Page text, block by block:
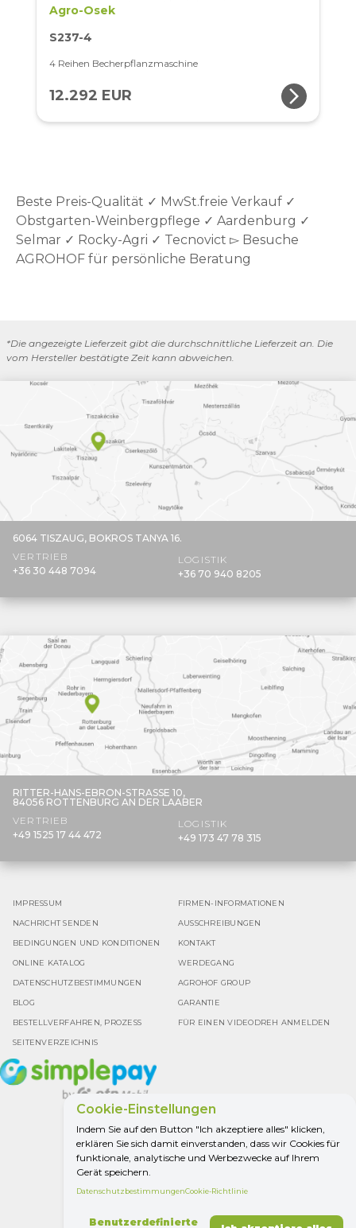
Agro-Osek
S237-4
4 Reihen Becherpflanzmaschine
12.292 EUR arrow_forward_ios
Beste Preis-Qualität ✓ MwSt.freie Verkauf ✓
Obstgarten-Weinbergpflege ✓ Aardenburg ✓
Selmar ✓ Rocky-Agri ✓ Tecnovict ▻ Besuche
AGROHOF für persönliche Beratung
*Die angezeigte Lieferzeit gibt die durchschnittliche Lieferzeit an. Die
vom Hersteller bestätigte Zeit kann abweichen.
6064 TISZAUG, BOKROS TANYA 16.
VERTRIEB
+36 30 448 7094
LOGISTIK
+36 70 940 8205
RITTER-HANS-EBRON-STRASSE 10,
84056 ROTTENBURG AN DER LAABER
VERTRIEB
+49 1525 17 44 472
LOGISTIK
+49 173 47 78 315
IMPRESSUM FIRMEN-INFORMATIONEN
NACHRICHT SENDEN AUSSCHREIBUNGEN
BEDINGUNGEN UND KONDITIONEN KONTAKT
ONLINE KATALOG WERDEGANG
DATENSCHUTZBESTIMMUNGEN AGROHOF GROUP
BLOG GARANTIE
BESTELLVERFAHREN, PROZESS FÜR EINEN VIDEODREH ANMELDEN
SEITENVERZEICHNIS
ALLES FÜR DIE
Google Bewertung
4.5
Cookie-Einstellungen
Indem Sie auf den Button "Ich akzeptiere alles" klicken,
erklären Sie sich damit einverstanden, dass wir Cookies für
funktionale, analytische und Werbezwecke auf Ihrem
Gerät speichern.
DatenschutzbestimmungenCookie-Richtlinie
Benutzerdefinierte